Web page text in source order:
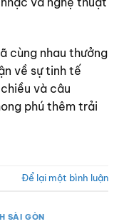
cùng nhau thưởng
về sự tinh tế
và câu
phú thêm trải
Để lại một bình luận
SÀI GÒN